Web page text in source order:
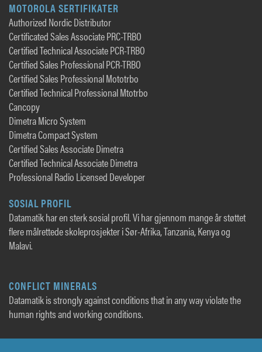
MOTOROLA SERTIFIKATER
Authorized Nordic Distributor
Certificated Sales Associate PRC-TRBO
Certified Technical Associate PCR-TRBO
Certified Sales Professional PCR-TRBO
Certified Sales Professional Mototrbo
Certified Technical Professional Mtotrbo
Cancopy
Dimetra Micro System
Dimetra Compact System
Certified Sales Associate Dimetra
Certified Technical Associate Dimetra
Professional Radio Licensed Developer
SOSIAL PROFIL
Datamatik har en sterk sosial profil. Vi har gjennom mange år støttet
flere målrettede skoleprosjekter i Sør-Afrika, Tanzania, Kenya og
Malavi.
CONFLICT MINERALS
Datamatik is strongly against conditions that in any way violate the
human rights and working conditions.